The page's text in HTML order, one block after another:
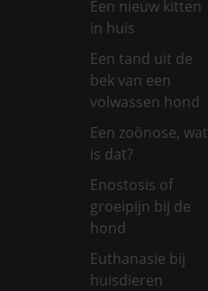
Een nieuw kitten
in huis
Een tand uit de
bek van een
volwassen hond
Een zoönose, wat
is dat?
Enostosis of
groeipijn bij de
hond
Euthanasie bij
huisdieren